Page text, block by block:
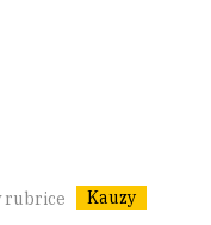
rubrice Kauzy